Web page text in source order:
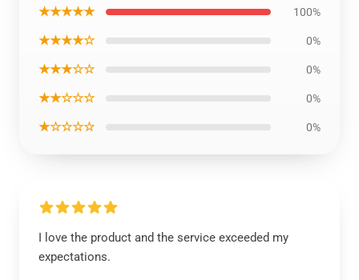
★★★★★ 100%
★★★★☆ 0%
★★★☆☆ 0%
★★☆☆☆ 0%
★☆☆☆☆ 0%
I love the product and the service exceeded my
expectations.